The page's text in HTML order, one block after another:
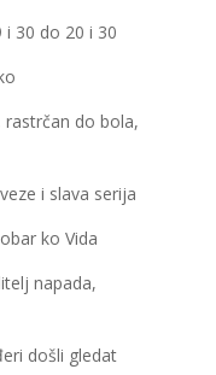
i 30 do 20 i 30
rastrčan do bola,
i slava serija
ko Vida
napada,
došli gledat